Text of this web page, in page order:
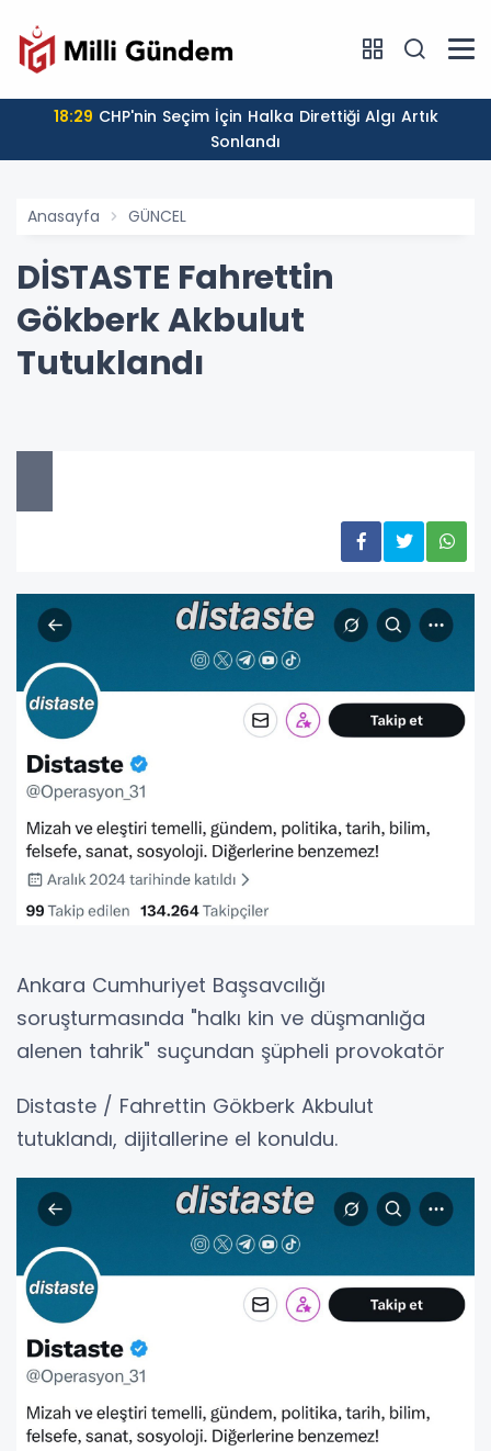
18:29
Sonlandı
Anasayfa GÜNCEL
DİSTASTE Fahrettin
Gökberk Akbulut
Tutuklandı
Ankara Cumhuriyet Başsavcılığı
soruşturmasında "halkı kin ve düşmanlığa
alenen tahrik" suçundan şüpheli provokatör
Distaste / Fahrettin Gökberk Akbulut
tutuklandı, dijitallerine el konuldu.